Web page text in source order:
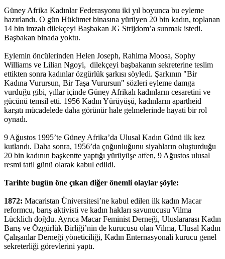
Güney Afrika Kadınlar Federasyonu iki yıl boyunca bu eyleme
hazırlandı. O gün Hükümet binasına yürüyen 20 bin kadın, toplanan
14 bin imzalı dilekçeyi Başbakan JG Strijdom’a sunmak istedi.
Başbakan binada yoktu.
Eylemin öncülerinden Helen Joseph, Rahima Moosa, Sophy
Williams ve Lilian Ngoyi, dilekçeyi başbakanın sekreterine teslim
ettikten sonra kadınlar özgürlük şarkısı söyledi. Şarkının "Bir
Kadına Vurursun, Bir Taşa Vurursun" sözleri eyleme damga
vurduğu gibi, yıllar içinde Güney Afrikalı kadınların cesaretini ve
gücünü temsil etti. 1956 Kadın Yürüyüşü, kadınların apartheid
karşıtı mücadelede daha görünür hale gelmelerinde hayati bir rol
oynadı.
9 Ağustos 1995’te Güney Afrika’da Ulusal Kadın Günü ilk kez
kutlandı. Daha sonra, 1956’da çoğunluğunu siyahların oluşturduğu
20 bin kadının başkentte yaptığı yürüyüşe atfen, 9 Ağustos ulusal
resmi tatil günü olarak kabul edildi.
Tarihte bugün öne çıkan diğer önemli olaylar şöyle:
1872: Macaristan Üniversitesi’ne kabul edilen ilk kadın Macar
reformcu, barış aktivisti ve kadın hakları savunucusu Vilma
Lücklich doğdu. Ayrıca Macar Feminist Derneği, Uluslararası Kadın
Barış ve Özgürlük Birliği’nin de kurucusu olan Vilma, Ulusal Kadın
Çalışanlar Derneği yöneticiliği, Kadın Enternasyonali kurucu genel
sekreterliği görevlerini yaptı.